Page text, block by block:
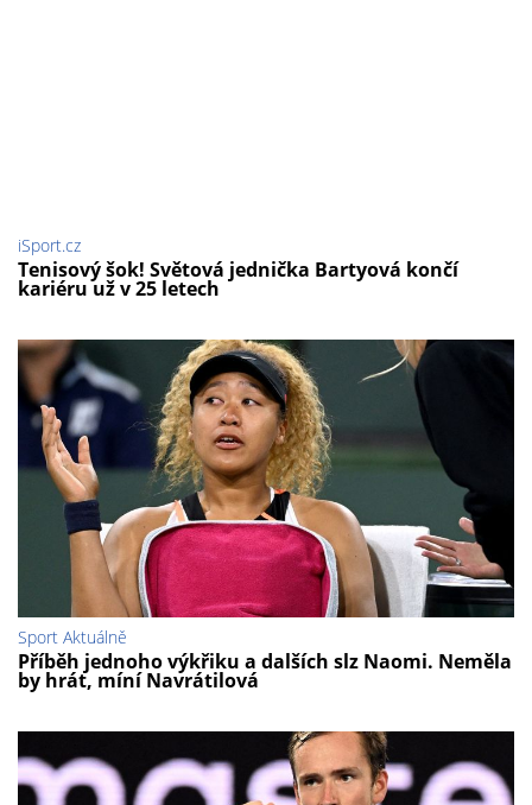
iSport.cz
Tenisový šok! Světová jednička Bartyová končí
kariéru už v 25 letech
Sport Aktuálně
Příběh jednoho výkřiku a dalších slz Naomi. Neměla
by hrát, míní Navrátilová